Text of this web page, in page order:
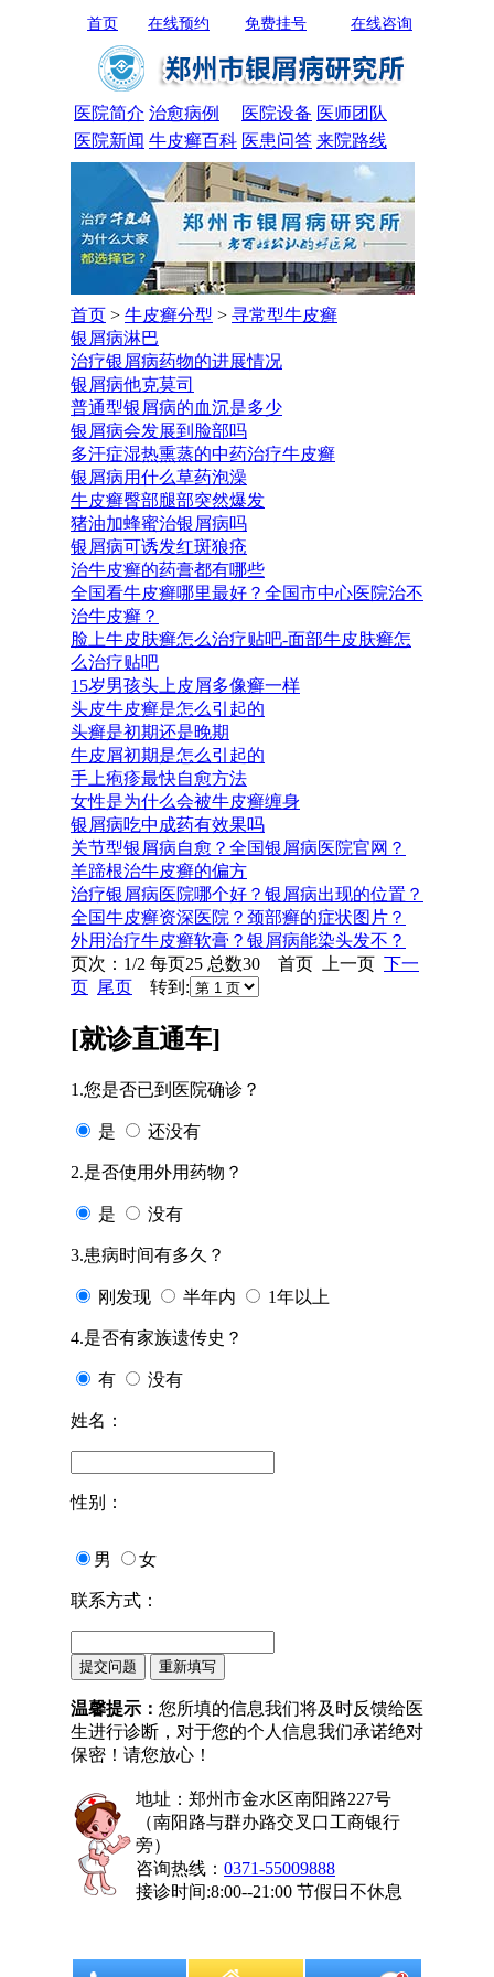
首页 在线咨询
免费挂号
在线预约
医院简介 治愈病例 医院设备 医师团队
医院新闻 牛皮癣百科 医患问答 来院路线
首页 > 牛皮癣分型 > 寻常型牛皮癣
银屑病淋巴
治疗银屑病药物的进展情况
银屑病他克莫司
普通型银屑病的血沉是多少
银屑病会发展到脸部吗
多汗症湿热熏蒸的中药治疗牛皮癣
银屑病用什么草药泡澡
牛皮癣臀部腿部突然爆发
猪油加蜂蜜治银屑病吗
银屑病可诱发红斑狼疮
治牛皮癣的药膏都有哪些
全国看牛皮癣哪里最好？全国市中心医院治不
治牛皮癣？
脸上牛皮肤癣怎么治疗贴吧-面部牛皮肤癣怎
么治疗贴吧
15岁男孩头上皮屑多像癣一样
头皮牛皮癣是怎么引起的
头癣是初期还是晚期
牛皮屑初期是怎么引起的
手上疱疹最快自愈方法
女性是为什么会被牛皮癣缠身
银屑病吃中成药有效果吗
关节型银屑病自愈？全国银屑病医院官网？
羊蹄根治牛皮癣的偏方
治疗银屑病医院哪个好？银屑病出现的位置？
全国牛皮癣资深医院？颈部癣的症状图片？
外用治疗牛皮癣软膏？银屑病能染头发不？
页次：1/2 每页25 总数30 首页 上一页 下一
页 尾页 转到:
[就诊直通车]
1.您是否已到医院确诊？
是 还没有
2.是否使用外用药物？
是 没有
3.患病时间有多久？
刚发现 半年内 1年以上
4.是否有家族遗传史？
有 没有
姓名：
性别：
男 女
联系方式：
温馨提示： 您所填的信息我们将及时反馈给医
生进行诊断，对于您的个人信息我们承诺绝对
保密！请您放心！
地址：郑州市金水区南阳路227号
（南阳路与群办路交叉口工商银行
旁）
咨询热线： 0371-55009888
接诊时间:8:00--21:00 节假日不休息